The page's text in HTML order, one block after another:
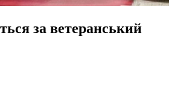
за ветеранський